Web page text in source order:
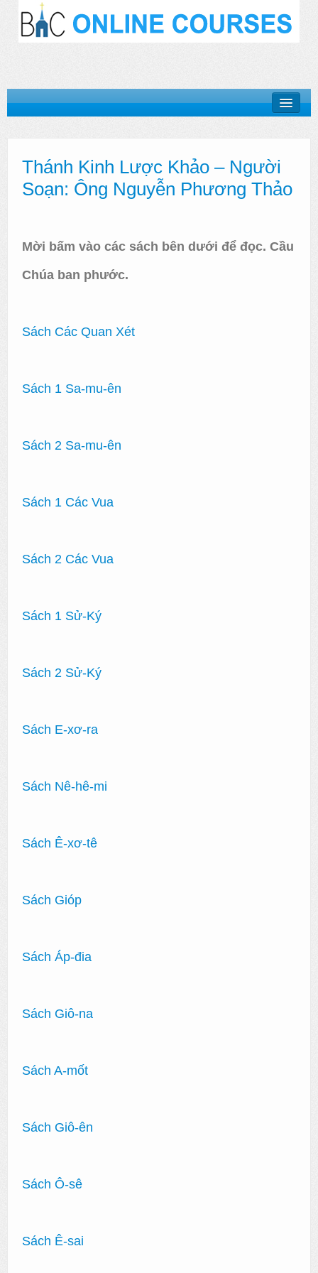
Basic Doctrines Course
Khóa Học “Giới Thiệu Kinh Thánh”
Khóa Học “Mục Vụ Trong Hội Thánh”
Log In
Thánh Kinh Lược Khảo – Người
Soạn: Ông Nguyễn Phương Thảo
Mời bấm vào các sách bên dưới để đọc. Cầu
Chúa ban phước.
Sách Các Quan Xét
Sách 1 Sa-mu-ên
Sách 2 Sa-mu-ên
Sách 1 Các Vua
Sách 2 Các Vua
Sách 1 Sử-Ký
Sách 2 Sử-Ký
Sách E-xơ-ra
Sách Nê-hê-mi
Sách Ê-xơ-tê
Sách Gióp
Sách Áp-đia
Sách Giô-na
Sách A-mốt
Sách Giô-ên
Sách Ô-sê
Sách Ê-sai